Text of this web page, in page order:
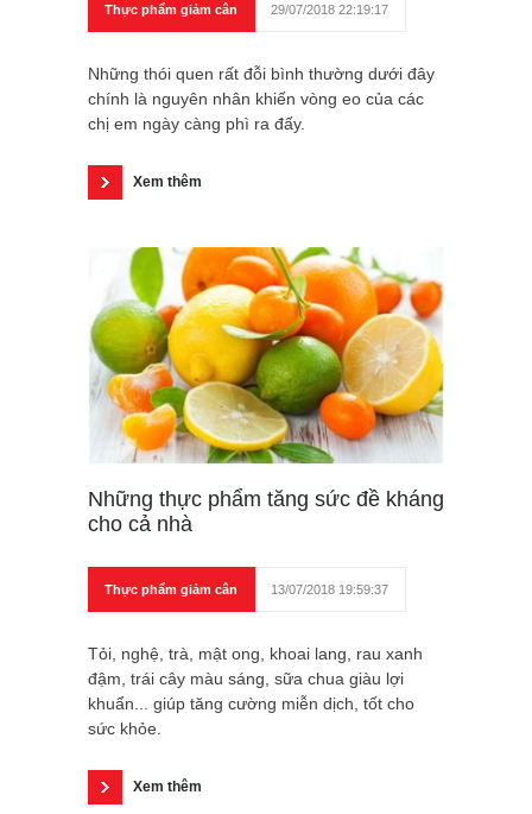
Thực phẩm giảm cân 29/07/2018 22:19:17
Những thói quen rất đỗi bình thường dưới đây
chính là nguyên nhân khiến vòng eo của các
chị em ngày càng phì ra đấy.
Xem thêm
Những thực phẩm tăng sức đề kháng
cho cả nhà
Thực phẩm giảm cân 13/07/2018 19:59:37
Tỏi, nghệ, trà, mật ong, khoai lang, rau xanh
đậm, trái cây màu sáng, sữa chua giàu lợi
khuẩn... giúp tăng cường miễn dịch, tốt cho
sức khỏe.
Xem thêm